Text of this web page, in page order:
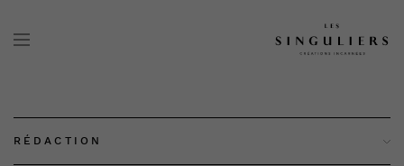
RÉDACTION